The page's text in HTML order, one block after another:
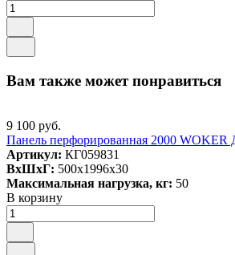
Вам также может понравиться
9 100 руб.
Панель перфорированная 2000
Артикул: КГ059831
ВxШxГ: 500x1996x30
Максимальная нагрузка, кг: 50
В корзину